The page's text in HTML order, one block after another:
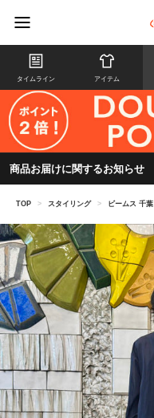
タイムライン アイテム
商品お届けに関するお知らせ
TOP > スタイリング > ビームス 千葉